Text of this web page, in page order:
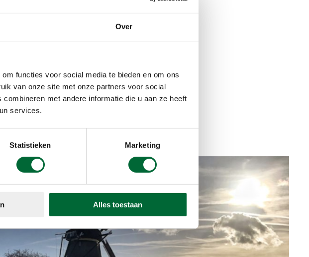
Over
functies voor social media te bieden en om ons
van onze site met onze partners voor social
met andere informatie die u aan ze heeft
services.
Statistieken Marketing
Alles toestaan